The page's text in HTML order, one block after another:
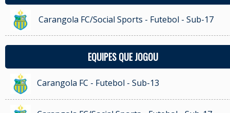
Carangola FC/Social Sports - Futebol - Sub-17
EQUIPES QUE JOGOU
Carangola FC - Futebol - Sub-13